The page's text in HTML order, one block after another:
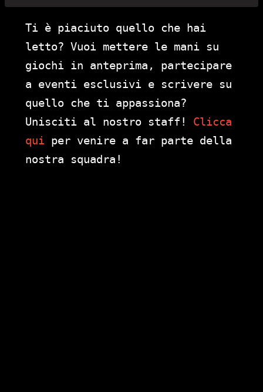
Ti è piaciuto quello che hai
letto? Vuoi mettere le mani su
giochi in anteprima, partecipare
a eventi esclusivi e scrivere su
quello che ti appassiona?
Unisciti al nostro staff! Clicca
qui per venire a far parte della
nostra squadra!